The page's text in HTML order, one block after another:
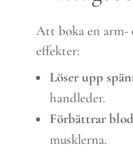
Att boka en arm-
effekter:
Löser upp
handleder.
Förbättrar
musklerna.